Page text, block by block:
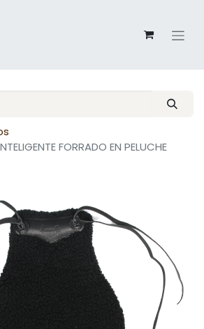
FORRADO EN PELUCHE